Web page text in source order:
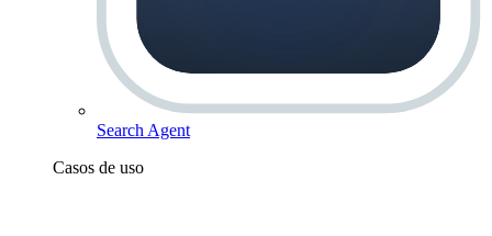
Search Agent
Casos de uso